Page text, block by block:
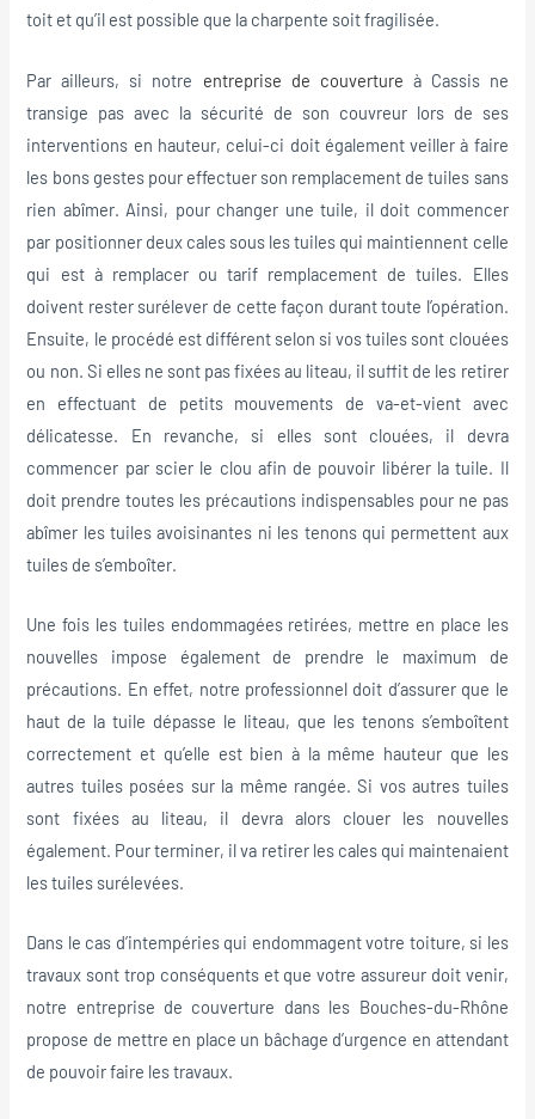
toit et qu’il est possible que la charpente soit fragilisée.
Par ailleurs, si notre entreprise de couverture à Cassis ne
transige pas avec la sécurité de son couvreur lors de ses
interventions en hauteur, celui-ci doit également veiller à faire
les bons gestes pour effectuer son remplacement de tuiles sans
rien abîmer. Ainsi, pour changer une tuile, il doit commencer
par positionner deux cales sous les tuiles qui maintiennent celle
qui est à remplacer ou tarif remplacement de tuiles. Elles
doivent rester surélever de cette façon durant toute l’opération.
Ensuite, le procédé est différent selon si vos tuiles sont clouées
ou non. Si elles ne sont pas fixées au liteau, il suffit de les retirer
en effectuant de petits mouvements de va-et-vient avec
délicatesse. En revanche, si elles sont clouées, il devra
commencer par scier le clou afin de pouvoir libérer la tuile. Il
doit prendre toutes les précautions indispensables pour ne pas
abîmer les tuiles avoisinantes ni les tenons qui permettent aux
tuiles de s’emboîter.
Une fois les tuiles endommagées retirées, mettre en place les
nouvelles impose également de prendre le maximum de
précautions. En effet, notre professionnel doit d’assurer que le
haut de la tuile dépasse le liteau, que les tenons s’emboîtent
correctement et qu’elle est bien à la même hauteur que les
autres tuiles posées sur la même rangée. Si vos autres tuiles
sont fixées au liteau, il devra alors clouer les nouvelles
également. Pour terminer, il va retirer les cales qui maintenaient
les tuiles surélevées.
Dans le cas d’intempéries qui endommagent votre toiture, si les
travaux sont trop conséquents et que votre assureur doit venir,
notre entreprise de couverture dans les Bouches-du-Rhône
propose de mettre en place un bâchage d’urgence en attendant
de pouvoir faire les travaux.